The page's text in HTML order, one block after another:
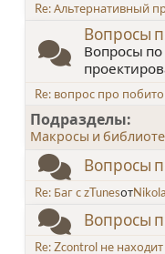
Re: Альтернативный
Вопросы
Вопросы по
Re: вопрос про
Подразделы
Макросы и
Вопросы
Re: Баг с zTunesот
Вопросы
Re: Zcontrol не находит